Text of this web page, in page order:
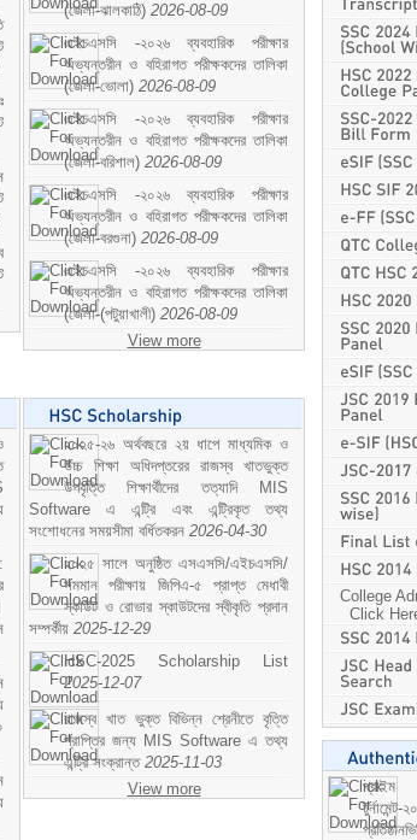
(জেলা-ঝালকাঠি) 2026-08-09
এইচএসসি -২০২৬ ব্যবহারিক পরীক্ষার
অভ্যন্তরীন ও বহিরাগত পরীক্ষকদের তালিকা
(জেলা-ভোলা) 2026-08-09
এইচএসসি -২০২৬ ব্যবহারিক পরীক্ষার
অভ্যন্তরীন ও বহিরাগত পরীক্ষকদের তালিকা
(জেলা-বরিশাল) 2026-08-09
এইচএসসি -২০২৬ ব্যবহারিক পরীক্ষার
অভ্যন্তরীন ও বহিরাগত পরীক্ষকদের তালিকা
(জেলা-বরগুনা) 2026-08-09
এইচএসসি -২০২৬ ব্যবহারিক পরীক্ষার
অভ্যন্তরীন ও বহিরাগত পরীক্ষকদের তালিকা
(জেলা-(পটুয়াখালী) 2026-08-09
View more
২০২৫-২৬ অর্থবছরে ২য় ধাপে মাধ্যমিক ও
উচ্চ শিক্ষা অধিদপ্তরের রাজস্ব খাতভুক্ত
উপবৃত্তি শিক্ষার্থীদের তত্যাদি MIS
Software এ এন্ট্রি এবং এন্ট্রিকৃত তথ্য
সংশোধনের সময়সীমা বর্ধিতকরন 2026-04-30
২০২৫ সালে অনুষ্ঠিত এসএসসি/এইচএসসি/
সমমান পরীক্ষায় জিপিএ-৫ প্রাপ্ত মেধাবী
স্কাউট ও রোভার স্কাউটদের স্বীকৃতি প্রদান
সম্পর্কীয় 2025-12-29
HSC-2025 Scholarship List
2025-12-07
রাজস্ব খাত ভুক্ত বিভিন্ন শ্রেনীতে বৃত্তি
প্রাপ্তির জন্য MIS Software এ তথ্য
এন্ট্রি সংক্রান্ত 2025-11-03
View more
College
Click
প্রাইম